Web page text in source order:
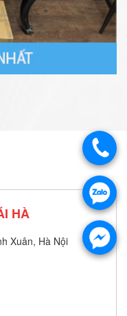
HÀ
Xuân, Hà Nội